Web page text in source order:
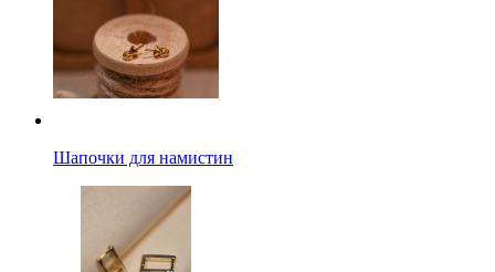
Шапочки для намистин